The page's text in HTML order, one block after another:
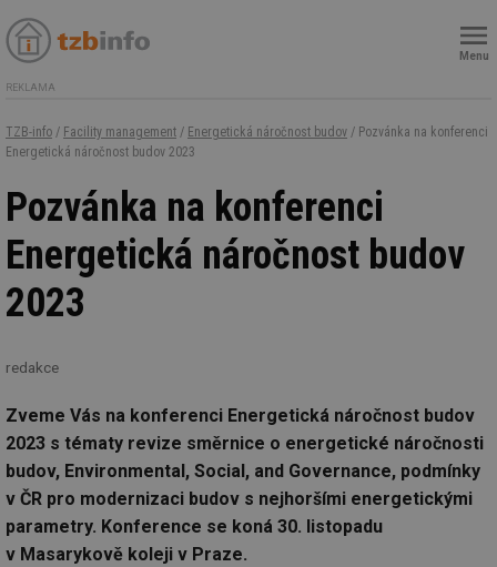
Menu
REKLAMA
TZB-info / Facility management / Energetická náročnost budov / Pozvánka na konferenci
Energetická náročnost budov 2023
Pozvánka na konferenci
Energetická náročnost budov
2023
redakce
Zveme Vás na konferenci Energetická náročnost budov
2023 s tématy revize směrnice o energetické náročnosti
budov, Environmental, Social, and Governance, podmínky
v ČR pro modernizaci budov s nejhoršími energetickými
parametry. Konference se koná 30. listopadu
v Masarykově koleji v Praze.